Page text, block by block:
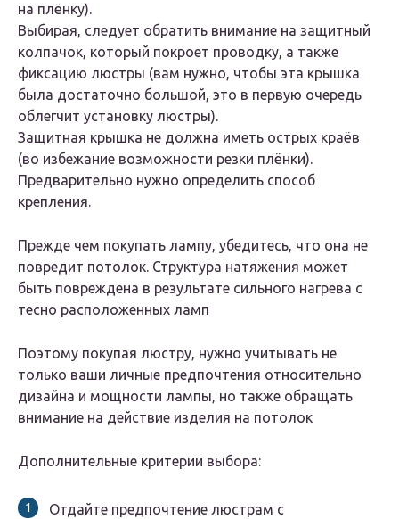
на плёнку).
Выбирая, следует обратить внимание на защитный
колпачок, который покроет проводку, а также
фиксацию люстры (вам нужно, чтобы эта крышка
была достаточно большой, это в первую очередь
облегчит установку люстры).
Защитная крышка не должна иметь острых краёв
(во избежание возможности резки плёнки).
Предварительно нужно определить способ
крепления.
Прежде чем покупать лампу, убедитесь, что она не
повредит потолок. Структура натяжения может
быть повреждена в результате сильного нагрева с
тесно расположенных ламп
Поэтому покупая люстру, нужно учитывать не
только ваши личные предпочтения относительно
дизайна и мощности лампы, но также обращать
внимание на действие изделия на потолок
Дополнительные критерии выбора:
Отдайте предпочтение люстрам с